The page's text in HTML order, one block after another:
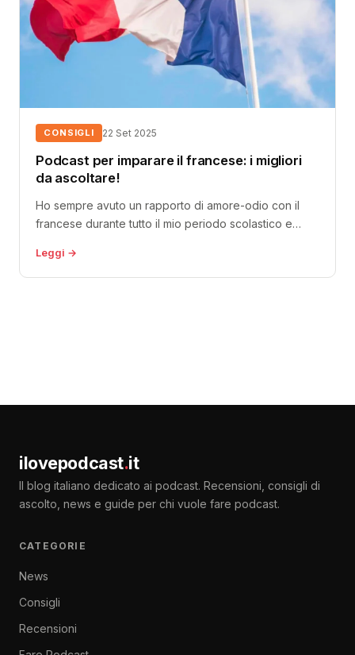
CONSIGLI 22 Set 2025
Podcast per imparare il francese: i migliori
da ascoltare!
Ho sempre avuto un rapporto di amore-odio con il
francese durante tutto il mio periodo scolastico e
Leggi →
ilovepodcast.it
Il blog italiano dedicato ai podcast. Recensioni, consigli di
ascolto, news e guide per chi vuole fare podcast.
CATEGORIE
News
Consigli
Recensioni